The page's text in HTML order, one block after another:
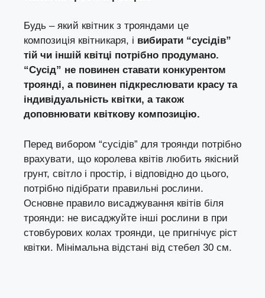
Будь – який квітник з трояндами це
композиція квітникаря, і вибирати “сусідів”
тій чи іншій квітці потрібно продумано.
“Сусід” не повинен ставати конкурентом
троянді, а повинен підкреслювати красу та
індивідуальність квітки, а також
доповнювати квіткову композицію.
Перед вибором “сусідів” для троянди потрібно
врахувати, що королева квітів любить якісний
грунт, світло і простір, і відповідно до цього,
потрібно підібрати правильні рослини.
Основне правило висаджування квітів біля
троянди: не висаджуйте інші рослини в при
стовбурових колах троянди, це пригнічує ріст
квітки. Мінімальна відстані від стебел 30 см.